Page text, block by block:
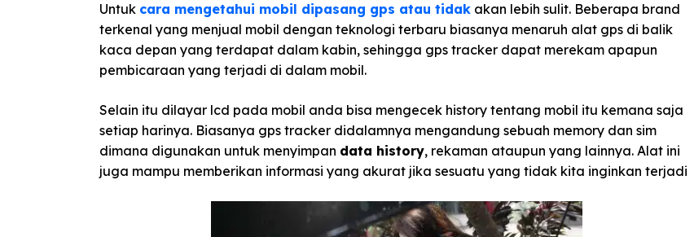
Untuk cara mengetahui mobil dipasang gps atau tidak akan lebih sulit. Beberapa brand
terkenal yang menjual mobil dengan teknologi terbaru biasanya menaruh alat gps di balik
kaca depan yang terdapat dalam kabin, sehingga gps tracker dapat merekam apapun
pembicaraan yang terjadi di dalam mobil.
Selain itu dilayar lcd pada mobil anda bisa mengecek history tentang mobil itu kemana saja
setiap harinya. Biasanya gps tracker didalamnya mengandung sebuah memory dan sim
dimana digunakan untuk menyimpan data history, rekaman ataupun yang lainnya. Alat ini
juga mampu memberikan informasi yang akurat jika sesuatu yang tidak kita inginkan terjadi